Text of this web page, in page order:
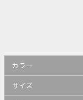
カラー
サイズ